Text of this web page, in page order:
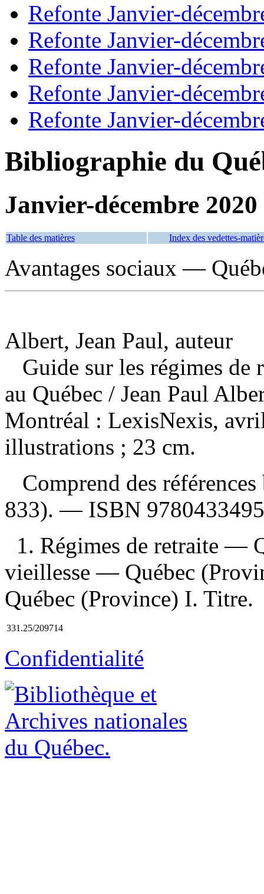
Refonte Janvier-
Refonte Janvier-
Refonte Janvier-
Refonte Janvier-
Refonte Janvier-
Bibliographie du
Janvier-décembre 2020
Table des matières Index des vedettes-
Avantages sociaux —
Albert, Jean Paul, auteur
Guide sur les régimes de
au Québec / Jean Paul
Montréal : LexisNexis,
illustrations ; 23 cm.
Comprend des
833). — ISBN
1. Régimes de retraite —
vieillesse — Québec
Québec (Province) I. Titre.
331.25/209714
Confidentialité